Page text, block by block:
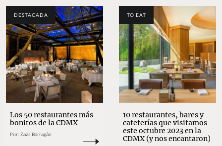
DESTACADA
Los 50 restaurantes más
bonitos de la CDMX
Por: Zazil Barragán
TO EAT
10 restaurantes, bares y
cafeterías que visitamos
este octubre 2023 en la
CDMX (y nos encantaron)